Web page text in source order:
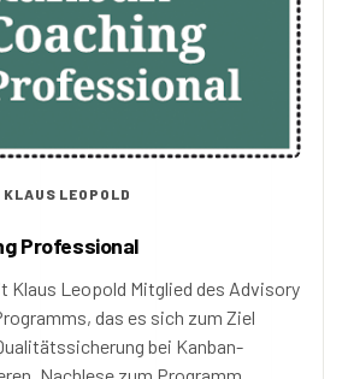
KLAUS LEOPOLD
Professional
Klaus Leopold Mitglied des Advisory
das es sich zum Ziel
bei Kanban-